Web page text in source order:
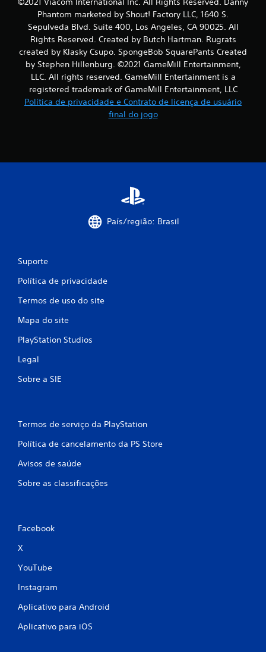
Phantom marketed by Shout! Factory LLC, 1640 S.
Sepulveda Blvd. Suite 400, Los Angeles, CA 90025. All
Rights Reserved. Created by Butch Hartman. Rugrats
created by Klasky Csupo. SpongeBob SquarePants Created
by Stephen Hillenburg. ©2021 GameMill Entertainment,
LLC. All rights reserved. GameMill Entertainment is a
registered trademark of GameMill Entertainment, LLC
Política de privacidade e Contrato de licença de usuário
final do jogo
País/região: Brasil
Suporte
Política de privacidade
Termos de uso do site
Mapa do site
PlayStation Studios
Legal
Sobre a SIE
Termos de serviço da PlayStation
Política de cancelamento da PS Store
Avisos de saúde
Sobre as classificações
Facebook
X
YouTube
Instagram
Aplicativo para Android
Aplicativo para iOS